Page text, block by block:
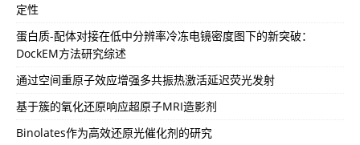
定性
蛋白质-配体对接在低中分辨率冷冻电镜密度图下的新突破：
DockEM方法研究综述
通过空间重原子效应增强多共振热激活延迟荧光发射
基于簇的氧化还原响应超原子MRI造影剂
Binolates作为高效还原光催化剂的研究